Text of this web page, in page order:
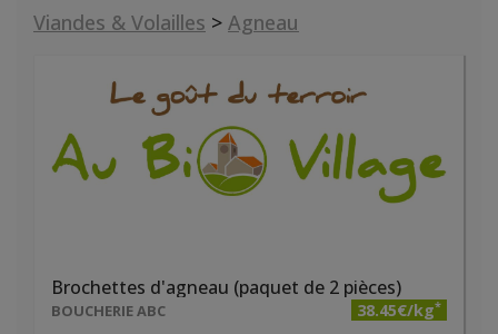
Viandes & Volailles > Agneau
Brochettes d'agneau (paquet de 2 pièces)
BOUCHERIE ABC 38.45€/kg*